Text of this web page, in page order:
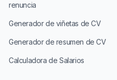
renuncia
Generador de viñetas de CV
Generador de resumen de CV
Calculadora de Salarios